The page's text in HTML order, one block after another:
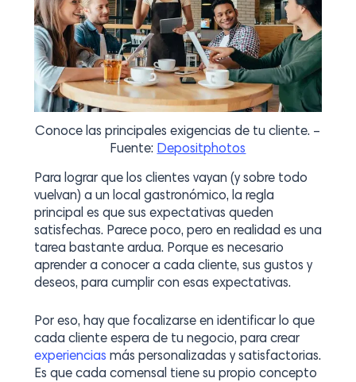
Conoce las principales exigencias de tu cliente. –
Fuente: Depositphotos
Para lograr que los clientes vayan (y sobre todo
vuelvan) a un local gastronómico, la regla
principal es que sus expectativas queden
satisfechas. Parece poco, pero en realidad es una
tarea bastante ardua. Porque es necesario
aprender a conocer a cada cliente, sus gustos y
deseos, para cumplir con esas expectativas.
Por eso, hay que focalizarse en identificar lo que
cada cliente espera de tu negocio, para crear
experiencias más personalizadas y satisfactorias.
Es que cada comensal tiene su propio concepto